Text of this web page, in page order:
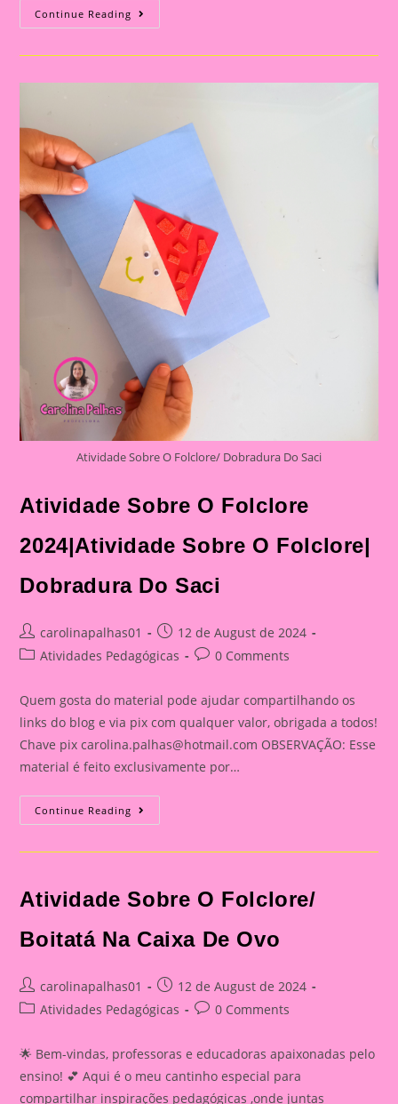
Continue Reading Atividade
Sobre
Folclore/
Personagem
Rosa
Atividade Sobre O Folclore/ Dobradura Do Saci
Atividade Sobre O Folclore
2024|Atividade Sobre O Folclore|
Dobradura Do Saci
Post
author:
carolinapalhas01
Post
published:
12 de August de 2024
PostAtividades Pedagógicas
Post0 Comments
Quem gosta do material pode ajudar compartilhando os
links do blog e via pix com qualquer valor, obrigada a todos!
Chave pixcarolina.palhas@hotmail.com OBSERVAÇÃO: Esse
material é feito exclusivamente por…
Continue Reading Atividade
Sobre
Folclore|
Dobradura
Saci
Atividade Sobre O Folclore/
Boitatá Na Caixa De Ovo
Post
author:
carolinapalhas01
Post
published:
12 de August de 2024
PostAtividades Pedagógicas
Post0 Comments
🌟 Bem-vindas, professoras e educadoras apaixonadas pelo
ensino! 💕 Aqui é o meu cantinho especial para
compartilhar inspirações pedagógicas ,onde juntas